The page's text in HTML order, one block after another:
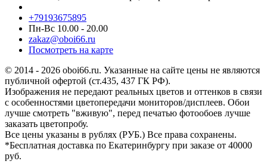
+79193675895
Пн-Вс 10.00 - 20.00
zakaz@oboi66.ru
Посмотреть на карте
© 2014 - 2026 oboi66.ru. Указанные на сайте цены не являются
публичной офертой (ст.435, 437 ГК РФ).
Изображения не передают реальных цветов и оттенков в связи
с особенностями цветопередачи мониторов/дисплеев. Обои
лучше смотреть "вживую", перед печатью фотообоев лучше
заказать цветопробу.
Все цены указаны в рублях (PУБ.) Все права сохранены.
*Бесплатная доставка по Екатеринбургу при заказе от 40000
руб.